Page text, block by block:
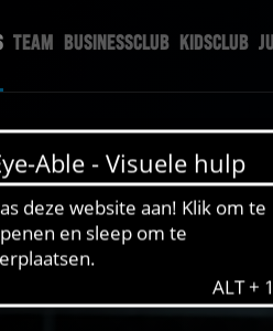
TEAM BUSINESSCLUB KIDSCLUB
NIEUWS